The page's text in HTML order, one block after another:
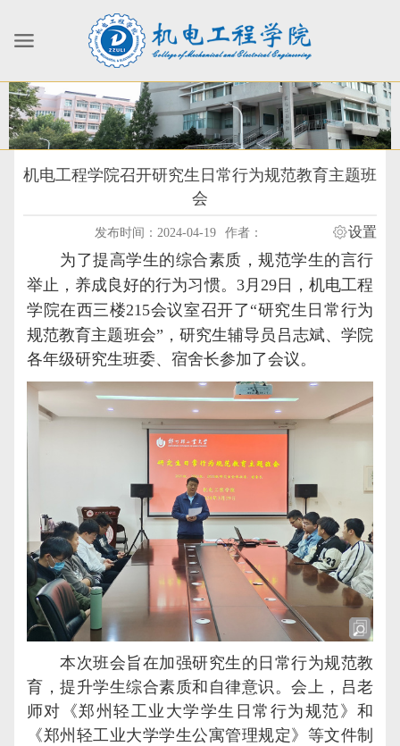
机电工程学院召开研究生日常行为规范教育主题班
会
发布时间：2024-04-19 作者： 设置
为了提高学生的综合素质，规范学生的言行
举止，养成良好的行为习惯。 3月 29日 ， 机电工程
学院在西三楼215会议室召开了“研究生日常行为
规范教育主题班会” ， 研究生辅导员吕志斌、 学院
各年级研究生班委、宿舍长参加了会议。
本次班会旨在加强研究生的日常行为规范教
育，提升学生综合素质和自律意识。会上， 吕老
师对 《郑州轻工业大学学生日常行为规范》和
《郑州轻工业大学学生公寓管理规定》等文件制